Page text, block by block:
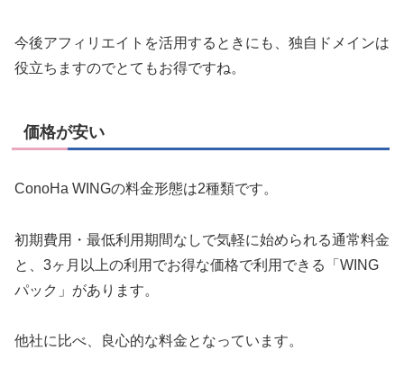
今後アフィリエイトを活用するときにも、独自ドメインは
役立ちますのでとてもお得ですね。
価格が安い
ConoHa WINGの料金形態は2種類です。
初期費用・最低利用期間なしで気軽に始められる通常料金
と、3ヶ月以上の利用でお得な価格で利用できる「WING
パック」があります。
他社に比べ、良心的な料金となっています。